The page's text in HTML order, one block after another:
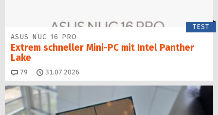
TEST
ASUS NUC 16 PRO
Extrem schneller Mini-PC mit Intel Panther
Lake
79 Kommentare
31.07.2026